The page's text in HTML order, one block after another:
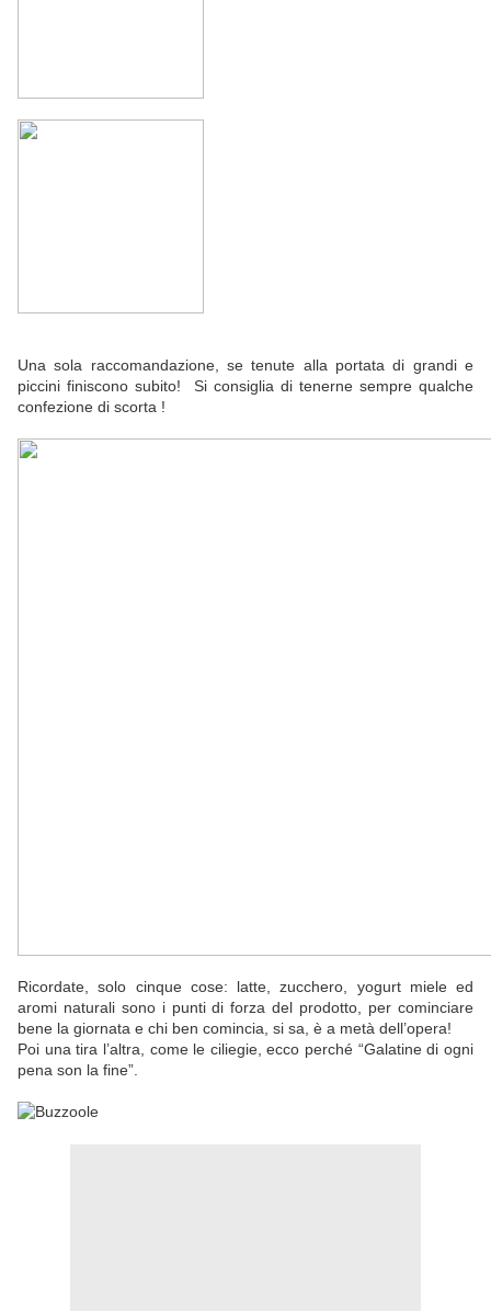
Una sola raccomandazione, se tenute alla portata di grandi e
piccini finiscono subito! Si consiglia di tenerne sempre qualche
confezione di scorta !
Ricordate, solo cinque cose: latte, zucchero, yogurt miele ed
aromi naturali sono i punti di forza del prodotto, per cominciare
bene la giornata e chi ben comincia, si sa, è a metà dell’opera!
Poi una tira l’altra, come le ciliegie, ecco perché “Galatine di ogni
pena son la fine”.